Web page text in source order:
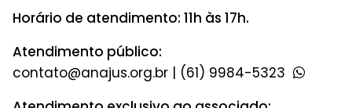
Horário de atendimento: 11h às 17h.
Atendimento público:
| (61) 9984-5323